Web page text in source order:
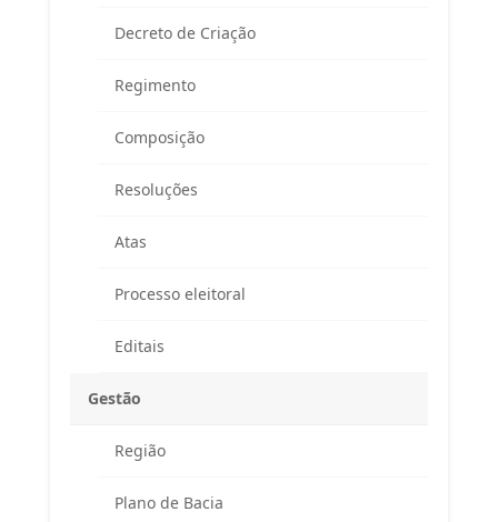
Decreto de Criação
Regimento
Composição
Resoluções
Atas
Processo eleitoral
Editais
Gestão
Região
Plano de Bacia
Atendimento ao Público / Correspondências